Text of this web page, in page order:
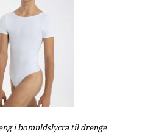
i bomuldslycra til drenge